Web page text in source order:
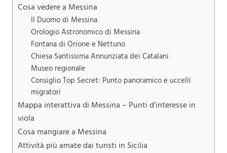
Cosa vedere a Messina
Il Duomo di Messina
Orologio Astronomico di Messina
Fontana di Orione e Nettuno
Chiesa Santissima Annunziata dei Catalani
Museo regionale
Consiglio Top Secret: Punto panoramico e uccelli
migratori
Mappa interattiva di Messina – Punti d’interesse in
viola
Cosa mangiare a Messina
Attività più amate dai turisti in Sicilia